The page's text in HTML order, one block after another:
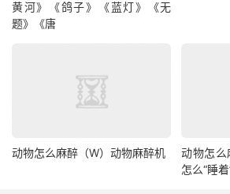
黄河》《鸽子》《蓝灯》《无
题》《唐
动物怎么麻醉（W）动物麻醉机
动物怎么
怎么“睡着